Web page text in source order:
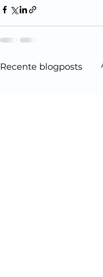
Recente blogposts